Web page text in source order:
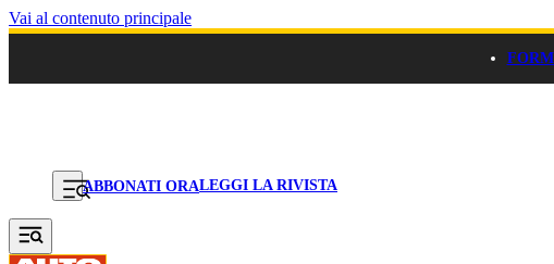
Vai al contenuto principale
ABBONATI ORALEGGI LA RIVISTA